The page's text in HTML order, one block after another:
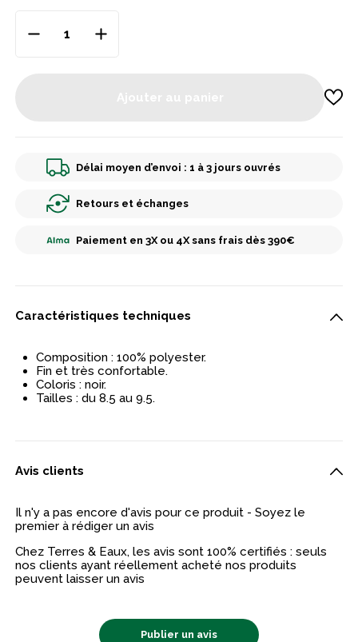
Délai moyen d’envoi : 1 à 3 jours ouvrés
Retours et échanges
Paiement en 3X ou 4X sans frais dès 390€
Caractéristiques techniques
Composition : 100% polyester.
Fin et très confortable.
Coloris : noir.
Tailles : du 8.5 au 9.5.
Avis clients
Il n'y a pas encore d'avis pour ce produit - Soyez le
premier à rédiger un avis
Chez Terres & Eaux, les avis sont 100% certifiés : seuls
nos clients ayant réellement acheté nos produits
peuvent laisser un avis
Publier un avis